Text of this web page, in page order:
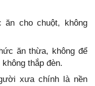
cho chuột, không
ăn thừa, không để
thắp đèn.
xưa chính là nền